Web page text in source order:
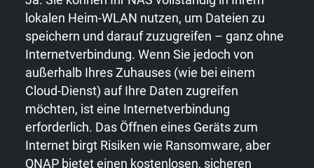
lokalen Heim-WLAN nutzen, um Dateien zu
speichern und darauf zuzugreifen – ganz ohne
Internetverbindung. Wenn Sie jedoch von
außerhalb Ihres Zuhauses (wie bei einem
Cloud-Dienst) auf Ihre Daten zugreifen
möchten, ist eine Internetverbindung
erforderlich. Das Öffnen eines Geräts zum
Internet birgt Risiken wie Ransomware, aber
QNAP bietet einen kostenlosen, sicheren